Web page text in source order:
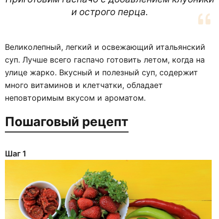
и острого перца.
Великолепный, легкий и освежающий итальянский
суп. Лучше всего гаспачо готовить летом, когда на
улице жарко. Вкусный и полезный суп, содержит
много витаминов и клетчатки, обладает
неповторимым вкусом и ароматом.
Пошаговый рецепт
Шаг 1